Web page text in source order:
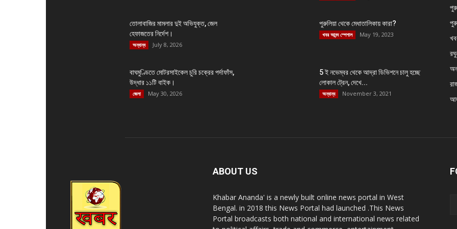
তোলাবাজির মামলার দুই অভিযুক্ত, জেল
হেফাজতের নির্দেশ।
অন্যান্য July 8, 2026
বাঘমুণ্ডিতে মোটরসাইকেল চুরি চক্রের পর্দাফাঁস,
উদ্ধার ১১টি বাইক।
জেলা May 30, 2026
পুরুলিয়া থেকে মেধাতালিকায় কারা?
খবর আনন্দ স্পেশাল May 19, 2023
5 ই নভেম্বর থেকে আদ্রা ডিভিশনে চালু হচ্ছে
লোকাল ট্রেন, দেখে...
অন্যান্য November 3, 2021
ABOUT US
Khabar Ananda' is a newly built online news portal in West
Bengal. in 2018 this News Portal had launched .This News
Portal broadcasts both national and international news related